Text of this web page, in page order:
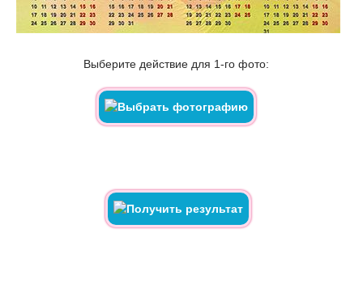
Выберите действие для 1-го фото: